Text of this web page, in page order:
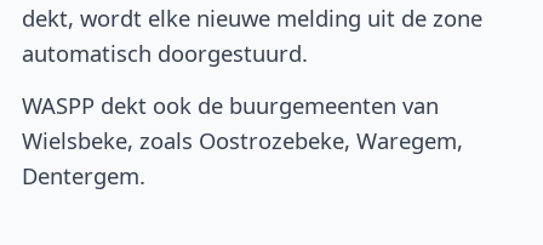
dekt, wordt elke nieuwe melding uit de zone
automatisch doorgestuurd.
WASPP dekt ook de buurgemeenten van
Wielsbeke, zoals Oostrozebeke, Waregem,
Dentergem.